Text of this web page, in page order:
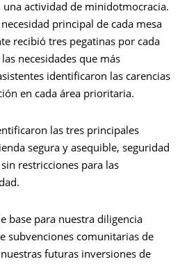
actividad de minidotmocracia.
principal de cada mesa
recibió tres pegatinas por cada
necesidades que más
identificaron las carencias
en cada área prioritaria.
las tres principales
segura y asequible, seguridad
restricciones para las
base para nuestra diligencia
subvenciones comunitarias de
futuras inversiones de